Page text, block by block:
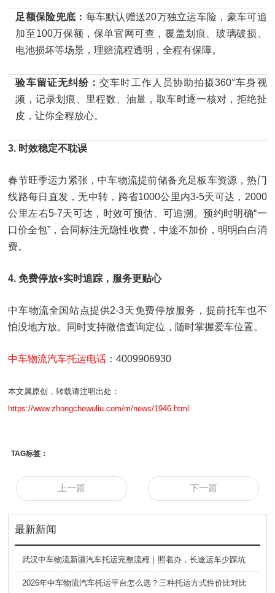
足额保险兜底： 每车默认赠送20万独立运车险，豪车可追
加至100万保额，保单官网可查，覆盖划痕、玻璃破损、
电池损坏等场景，理赔流程透明，全程有保障。
验车留证无纠纷：交车时工作人员协助拍摄360°车身视
频，记录划痕、里程数、油量，取车时逐一核对，拒绝扯
皮，让你全程放心。
3. 时效稳定不耽误
春节旺季运力紧张，中车物流提前储备充足板车资源，热门
线路每日直发，无中转，跨省1000公里内3-5天可达，2000
公里左右5-7天可达，时效可预估、可追溯。预约时明确“一
口价全包”，合同标注无隐性收费，中途不加价，明明白白消
费。
4. 免费停放+实时追踪，服务更贴心
中车物流全国站点提供2-3天免费停放服务，提前托车也不
怕没地方放。同时支持微信查询定位，随时掌握爱车位置。
中车物流汽车托运电话 ：4009906930
本文属原创，转载请注明出处：
https://www.zhongchewuliu.com/m/news/1946.html
TAG标签：
上一篇 下一篇
最新新闻
武汉中车物流新疆汽车托运完整流程｜照着办，长途运车少踩坑
2026年中车物流汽车托运平台怎么选？三种托运方式性价比对比